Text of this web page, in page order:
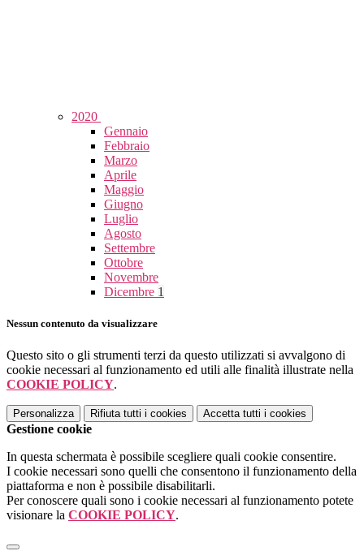
2020
Gennaio
Febbraio
Marzo
Aprile
Maggio
Giugno
Luglio
Agosto
Settembre
Ottobre
Novembre
Dicembre 1
Nessun contenuto da visualizzare
Questo sito o gli strumenti terzi da questo utilizzati si avvalgono di
cookie necessari al funzionamento ed utili alle finalità illustrate nella
COOKIE POLICY.
Personalizza Rifiuta tutti i cookies Accetta tutti i cookies
Gestione cookie
In questa schermata è possibile scegliere quali cookie consentire.
I cookie necessari sono quelli che consentono il funzionamento della
piattaforma e non è possibile disabilitarli.
Per conoscere quali sono i cookie necessari al funzionamento potete
visionare la COOKIE POLICY.